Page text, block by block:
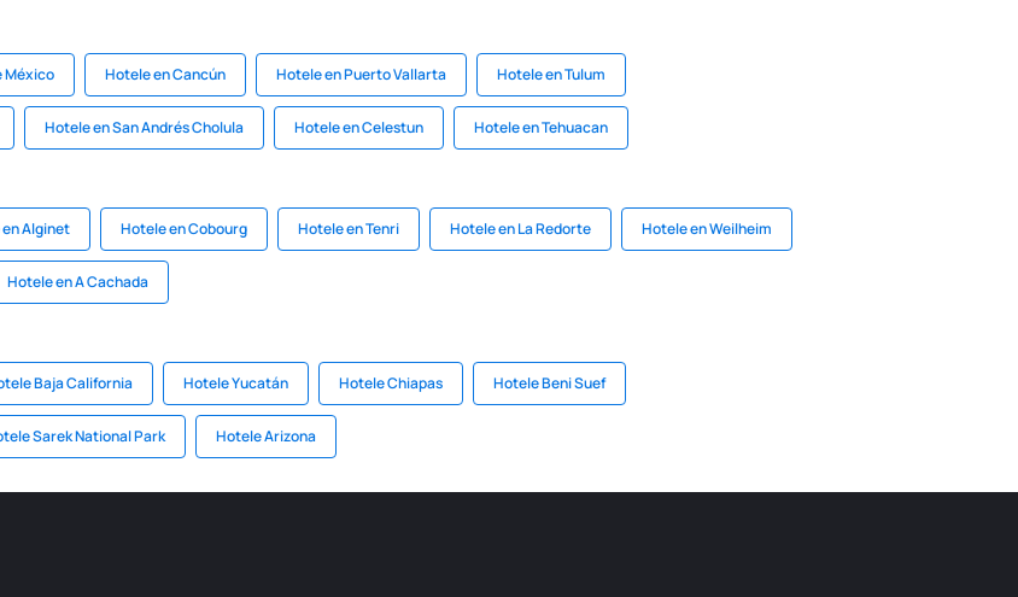
México Hotele en Cancún Hotele en Puerto Vallarta Hotele en Tulum
Hotele en San Andrés Cholula Hotele en Celestun Hotele en Tehuacan
Alginet Hotele en Cobourg Hotele en Tenri Hotele en La Redorte Hotele en Weilheim
Hotele en A Cachada
Baja California Hotele Yucatán Hotele Chiapas Hotele Beni Suef
Sarek National Park Hotele Arizona